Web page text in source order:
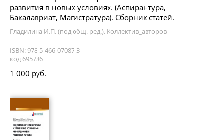
развития в новых условиях. (Аспирантура,
Бакалавриат, Магистратура). Сборник статей.
Гладилина И.П. (под общ. ред.), Коллектив_авторов
ISBN: 978-5-466-07087-3
код 695786
1 000 руб.